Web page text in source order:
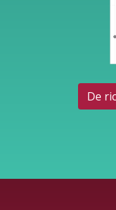
De